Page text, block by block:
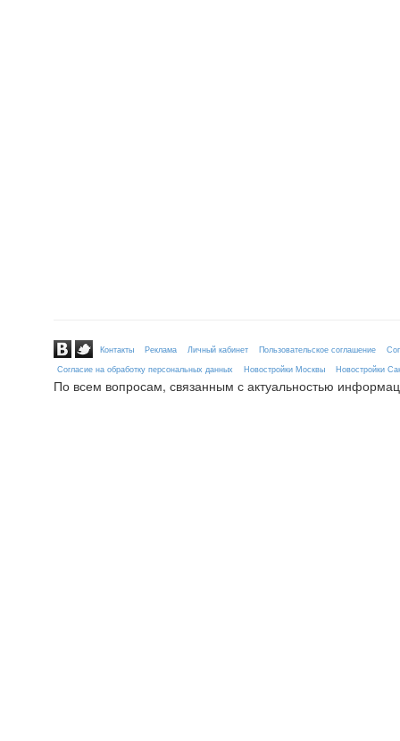
Контакты Реклама Личный кабинет Пользовательское соглашение
Согласие на обработку персональных данных
Новостройки Москвы Новостройки
По всем вопросам, связанным с актуальностью